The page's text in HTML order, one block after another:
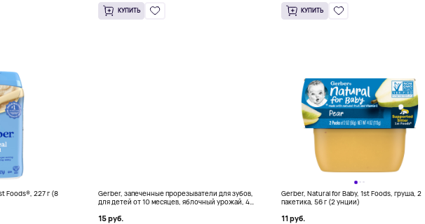
КУПИТЬ КУПИТЬ
Foods®, 227 г (8
Gerber, запеченные прорезыватели для зубов,
для детей от 10 месяцев, яблочный урожай, 42
15 руб.
Gerber, Natural for Baby, 1st Foods, груша, 2
пакетика, 56 г (2 унции)
11 руб.